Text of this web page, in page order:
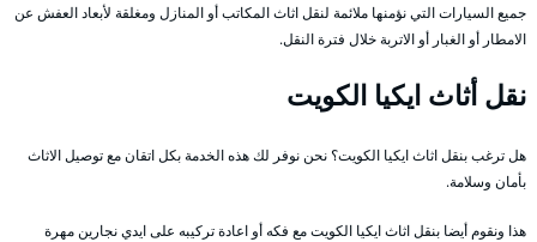
جميع السيارات التي نؤمنها ملائمة لنقل اثاث المكاتب أو المنازل ومغلقة لأبعاد العفش عن
الامطار أو الغبار أو الاتربة خلال فترة النقل.
نقل أثاث ايكيا الكويت
هل ترغب بنقل اثاث ايكيا الكويت؟ نحن نوفر لك هذه الخدمة بكل اتقان مع توصيل الاثاث
بأمان وسلامة.
هذا ونقوم أيضا بنقل اثاث ايكيا الكويت مع فكه أو اعادة تركيبه على ايدي نجارين مهرة